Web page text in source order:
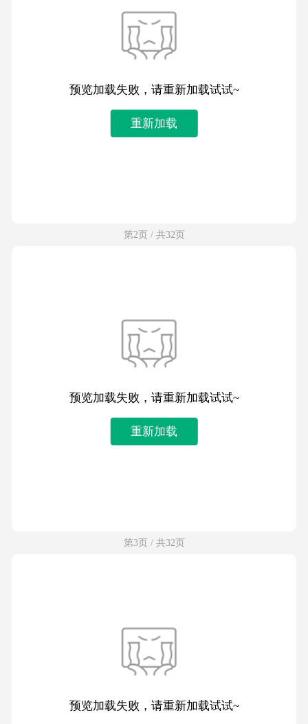
预览加载失败，请重新加载试试~
重新加载
第2页 / 共32页
预览加载失败，请重新加载试试~
重新加载
第3页 / 共32页
预览加载失败，请重新加载试试~